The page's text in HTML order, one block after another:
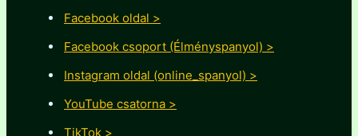
Facebook oldal >
Facebook csoport (Élményspanyol) >
Instagram oldal (online_spanyol) >
YouTube csatorna >
TikTok >